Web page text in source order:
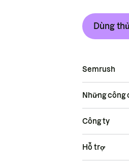
Dùng
Semrush
Những công
Công ty
Hỗ trợ